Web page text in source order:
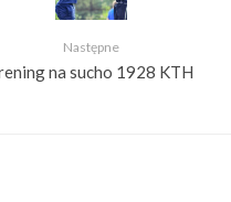
Następne
na sucho 1928 KTH